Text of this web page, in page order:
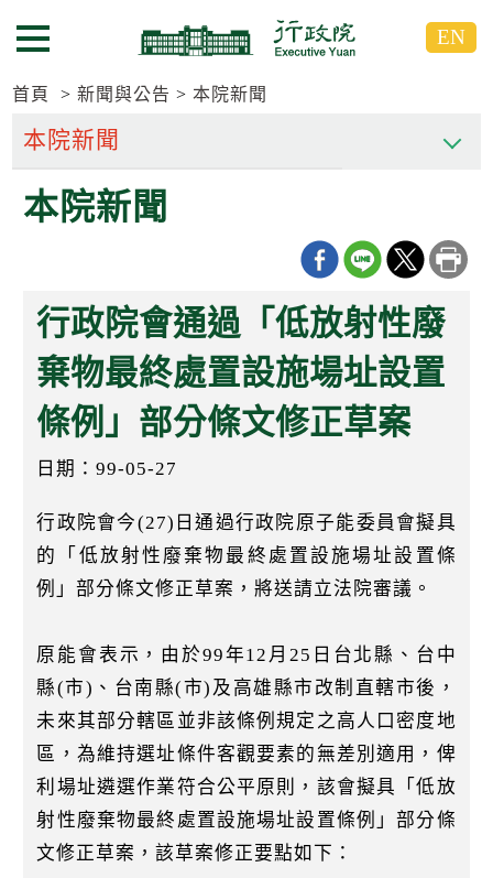
到
要
區
到
要
區
選單按鈕 EN
首頁 新聞與公告 本院新聞
本院新聞
行政院會通過「低放射性廢
棄物最終處置設施場址設置
條例」部分條文修正草案
日期：99-05-27
行政院會今(27)日通過行政院原子能委員會擬具
的「低放射性廢棄物最終處置設施場址設置條
例」部分條文修正草案，將送請立法院審議。
原能會表示，由於99年12月25日台北縣、台中
縣(市)、台南縣(市)及高雄縣市改制直轄市後，
未來其部分轄區並非該條例規定之高人口密度地
區，為維持選址條件客觀要素的無差別適用，俾
利場址遴選作業符合公平原則，該會擬具「低放
射性廢棄物最終處置設施場址設置條例」部分條
文修正草案，該草案修正要點如下：